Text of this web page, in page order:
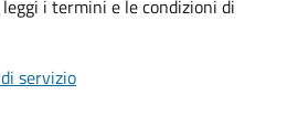
i termini e le condizioni di
servizio